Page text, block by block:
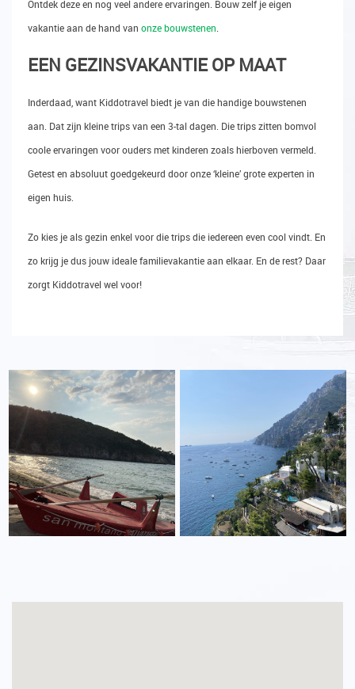
Ontdek deze en nog veel andere ervaringen. Bouw zelf je eigen
vakantie aan de hand van onze bouwstenen.
EEN GEZINSVAKANTIE OP MAAT
Inderdaad, want Kiddotravel biedt je van die handige bouwstenen
aan. Dat zijn kleine trips van een 3-tal dagen. Die trips zitten bomvol
coole ervaringen voor ouders met kinderen zoals hierboven vermeld.
Getest en absoluut goedgekeurd door onze ‘kleine’ grote experten in
eigen huis.
Zo kies je als gezin enkel voor die trips die iedereen even cool vindt. En
zo krijg je dus jouw ideale familievakantie aan elkaar. En de rest? Daar
zorgt Kiddotravel wel voor!